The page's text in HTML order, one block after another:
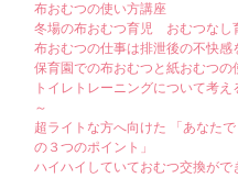
布おむつの使い方講座
冬場の布おむつ育児 おむつなし
布おむつの仕事は排泄後の不快感
保育園での布おむつと紙おむつ
トイレトレーニングについて考
～
超ライトな方へ向けた 「あなた
の３つのポイント」
ハイハイしていておむつ交換がで